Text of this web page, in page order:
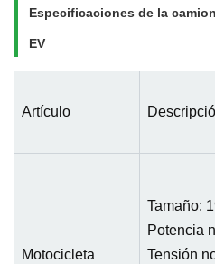
Especificaciones de la
EV
Artículo
Motocicleta
Tamaño:
Potencia
Tensión